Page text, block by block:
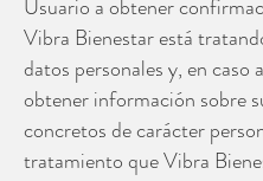
Usuario a obtener
Vibra Bienestar está
datos personales y, en caso
obtener información sobre
concretos de carácter
tratamiento que Vibra